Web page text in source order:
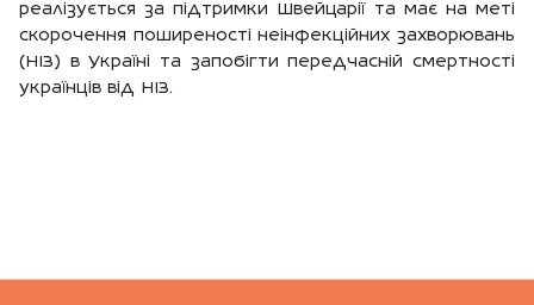
реалізується за підтримки Швейцарії та має на меті
скорочення поширеності неінфекційних захворювань
(НІЗ) в Україні та запобігти передчасній смертності
українців від НІЗ.